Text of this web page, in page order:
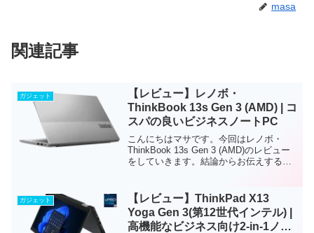
masa
関連記事
ガジェット
【レビュー】レノボ・
ThinkBook 13s Gen 3 (AMD) | コ
スパの良いビジネスノートPC
こんにちはマサです。今回はレノボ・
ThinkBook 13s Gen 3 (AMD)のレビュー
をしていきます。結論からお伝えする
スペックぐらいでOffice製品やビデ...
ガジェット
【レビュー】ThinkPad X13
Yoga Gen 3(第12世代インテル) |
高機能なビジネス向け2-in-1ノー